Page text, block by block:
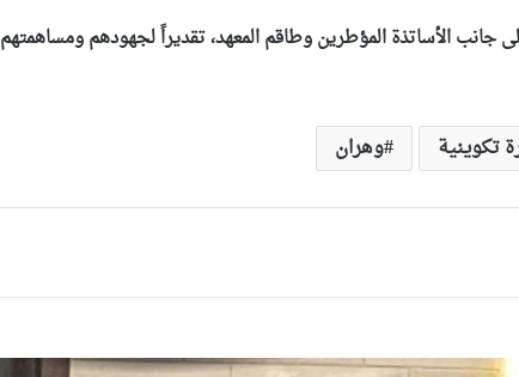
جانب الأساتذة المؤطرين وطاقم المعهد، تقديراً لجهودهم ومساهمتهم
تكوينية وهران
وتحسين المحيط الحضري
لمسابقة حفظ القرآن الكريم
والي وهران يشدد على تسريع